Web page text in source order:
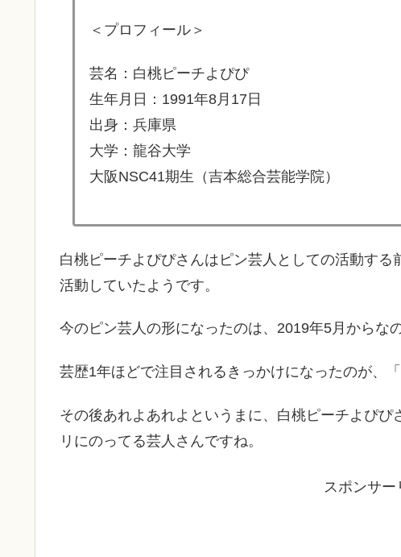
＜プロフィール＞
芸名：白桃ピーチよぴぴ
生年月日：1991年8月17日
出身：兵庫県
大学：龍谷大学
大阪NSC41期生（吉本総合芸能学院）
白桃ピーチよぴぴさんはピン芸人としての活動す
活動していたようです。
今のピン芸人の形になったのは、2019年5月からな
芸歴1年ほどで注目されるきっかけになったのが、「
その後あれよあれよというまに、白桃ピーチよぴ
リにのってる芸人さんですね。
スポンサー